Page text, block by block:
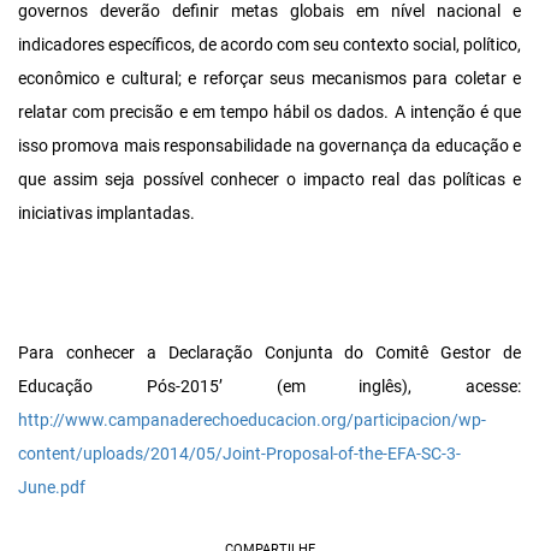
governos deverão definir metas globais em nível nacional e
indicadores específicos, de acordo com seu contexto social, político,
econômico e cultural; e reforçar seus mecanismos para coletar e
relatar com precisão e em tempo hábil os dados. A intenção é que
isso promova mais responsabilidade na governança da educação e
que assim seja possível conhecer o impacto real das políticas e
iniciativas implantadas.
Para conhecer a Declaração Conjunta do Comitê Gestor de
Educação Pós-2015’ (em inglês), acesse:
http://www.campanaderechoeducacion.org/participacion/wp-
content/uploads/2014/05/Joint-Proposal-of-the-EFA-SC-3-
June.pdf